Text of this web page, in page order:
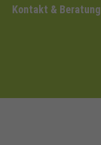
Kontakt & Beratung